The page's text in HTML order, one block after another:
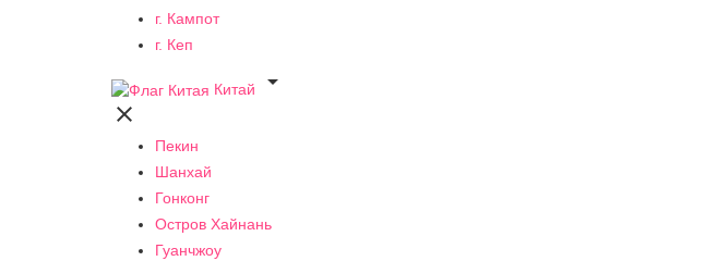
г. Кампот
г. Кеп
Китай


Пекин
Шанхай
Гонконг
Остров Хайнань
Гуанчжоу